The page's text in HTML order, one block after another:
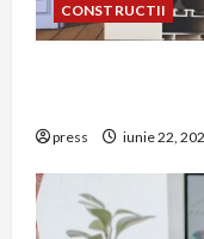
CONSTRUCTII
press iunie 22,